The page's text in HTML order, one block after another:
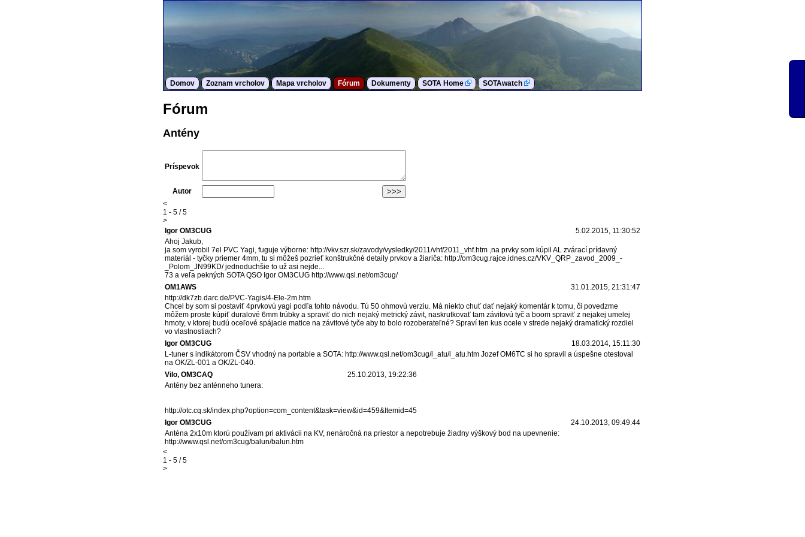
Domov Zoznam vrcholov Mapa vrcholov Fórum Dokumenty SOTA Home SOTAwatch
Fórum
Antény
Príspevok
Autor
<
1 - 5 / 5
>
Igor OM3CUG
5.02.2015, 11:30:52
Ahoj Jakub,
ja som vyrobil 7el PVC Yagi, fuguje výborne: http://vkv.szr.sk/zavody/vysledky/2011/vhf/2011_vhf.htm ,na prvky som kúpil AL zvárací prídavný
materiál - tyčky priemer 4mm, tu si môžeš pozrieť konštrukčné detaily prvkov a žiariča: http://om3cug.rajce.idnes.cz/VKV_QRP_zavod_2009_-
_Polom_JN99KD/ jednoduchšie to už asi nejde...
73 a veľa pekných SOTA QSO Igor OM3CUG http://www.qsl.net/om3cug/
OM1AWS
31.01.2015, 21:31:47
http://dk7zb.darc.de/PVC-Yagis/4-Ele-2m.htm
Chcel by som si postaviť 4prvkovú yagi podľa tohto návodu. Tú 50 ohmovú verziu. Má niekto chuť dať nejaký komentár k tomu, či povedzme
môžem proste kúpiť duralové 6mm trúbky a spraviť do nich nejaký metrický závit, naskrutkovať tam závitovú tyč a boom spraviť z nejakej umelej
hmoty, v ktorej budú oceľové spájacie matice na závitové tyče aby to bolo rozoberateľné? Spraví ten kus ocele v strede nejaký dramatický rozdiel
vo vlastnostiach?
Igor OM3CUG
18.03.2014, 15:11:30
L-tuner s indikátorom ČSV vhodný na portable a SOTA: http://www.qsl.net/om3cug/l_atu/l_atu.htm Jozef OM6TC si ho spravil a úspešne otestoval
na OK/ZL-001 a OK/ZL-040.
Vilo, OM3CAQ
25.10.2013, 19:22:36
Antény bez anténneho tunera:
http://otc.cq.sk/index.php?option=com_content&task=view&id=459&Itemid=45
Igor OM3CUG
24.10.2013, 09:49:44
Anténa 2x10m ktorú používam pri aktivácii na KV, nenáročná na priestor a nepotrebuje žiadny výškový bod na upevnenie:
http://www.qsl.net/om3cug/balun/balun.htm
<
1 - 5 / 5
>